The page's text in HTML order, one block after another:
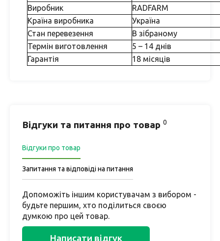
Виробник
RADFARM
Країна виробника
Україна
Стан перевезення
В зібраному
Термін виготовлення
5 – 14 днів
Гарантія
18 місяців
Відгуки та питання про товар 0
Відгуки про товар
Запитання та відповіді на питання
Допоможіть іншим користувачам з вибором -
будьте першим, хто поділиться своєю
думкою про цей товар.
Написати відгук